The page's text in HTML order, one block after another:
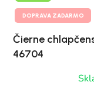
DOPRAVA ZADARMO
Čierne
46704